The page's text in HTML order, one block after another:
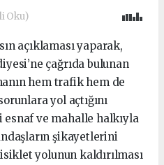
Oku)
açıklaması yaparak,
çağrıda bulunan
hem trafik hem de
yol açtığını
esnaf ve mahalle halkıyla
şikayetlerini
yolunun kaldırılması